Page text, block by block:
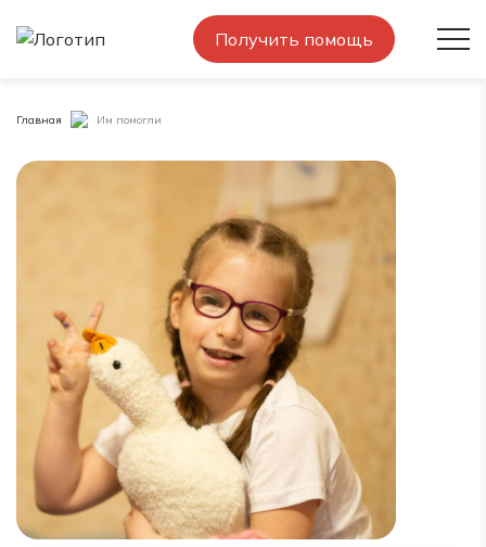
Получить помощь
Главная Им помогли